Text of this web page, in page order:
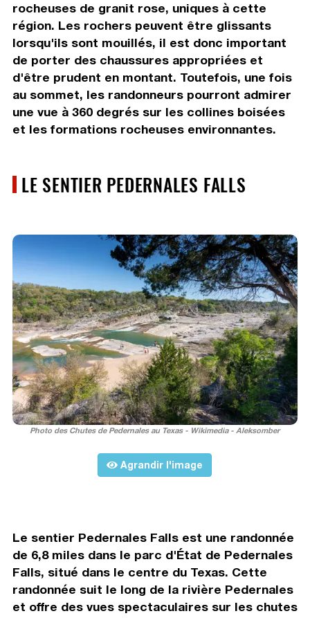
rocheuses de granit rose, uniques à cette
région. Les rochers peuvent être glissants
lorsqu'ils sont mouillés, il est donc important
de porter des chaussures appropriées et
d'être prudent en montant. Toutefois, une fois
au sommet, les randonneurs pourront admirer
une vue à 360 degrés sur les collines boisées
et les formations rocheuses environnantes.
LE SENTIER PEDERNALES FALLS
Photo des Chutes de Pedernales au Texas - Wikimedia - Aleksomber
Agrandir l'image
Le sentier Pedernales Falls est une randonnée
de 6,8 miles dans le parc d'État de Pedernales
Falls, situé dans le centre du Texas. Cette
randonnée suit le long de la rivière Pedernales
et offre des vues spectaculaires sur les chutes